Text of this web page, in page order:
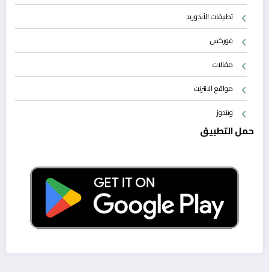
تطبيقات الأندوريد
فوركس
مقالات
مواقع الانترنت
ويندوز
حمل التطبيق